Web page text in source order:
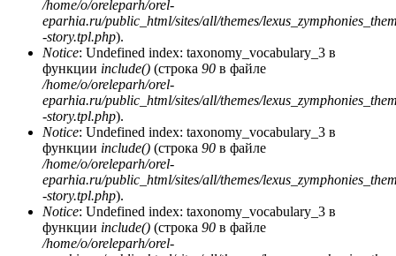
/home/o/oreleparh/orel-
eparhia.ru/public_html/sites/all/themes/
-story.tpl.php).
Notice: Undefined index: taxonomy_vocabulary_3 в
функции include() (строка 90 в файле
/home/o/oreleparh/orel-
eparhia.ru/public_html/sites/all/themes/
-story.tpl.php).
Notice: Undefined index: taxonomy_vocabulary_3 в
функции include() (строка 90 в файле
/home/o/oreleparh/orel-
eparhia.ru/public_html/sites/all/themes/
-story.tpl.php).
Notice: Undefined index: taxonomy_vocabulary_3 в
функции include() (строка 90 в файле
/home/o/oreleparh/orel-